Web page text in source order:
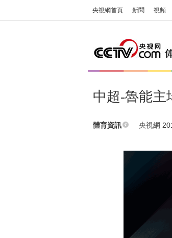
央視網首頁 新聞 視頻
中超-魯能主
體育資訊 央視網